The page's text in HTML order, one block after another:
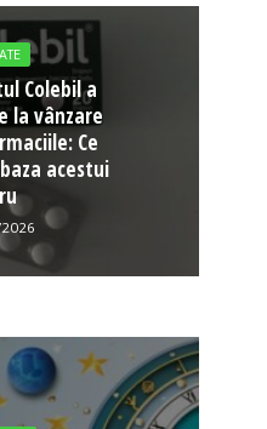
Colebil a
la vânzare
Ce
acestui